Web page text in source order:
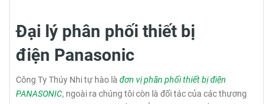
Đại lý phân phối thiết bị
điện Panasonic
Công Ty Thúy Nhi tự hào là đơn vị phân phối thiết bị điện
PANASONIC, ngoài ra chúng tôi còn là đối tác của các thương